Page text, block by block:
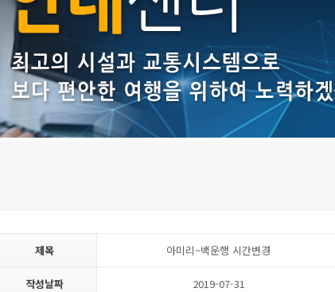
제목 아미리~백운행 시간변경
작성날짜 2019-07-31